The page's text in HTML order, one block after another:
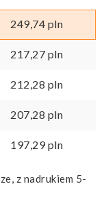
249,74 pln
217,27 pln
212,28 pln
207,28 pln
197,29pln
z nadrukiem 5-